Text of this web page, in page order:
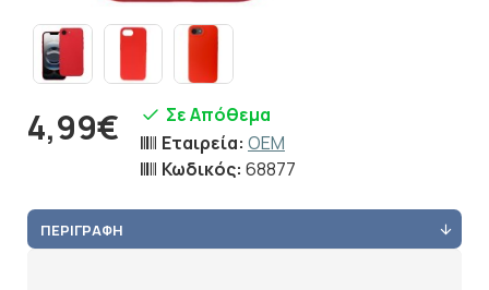
4,99€
Σε Απόθεμα
Εταιρεία: OEM
Κωδικός: 68877
ΠΕΡΙΓΡΑΦΉ